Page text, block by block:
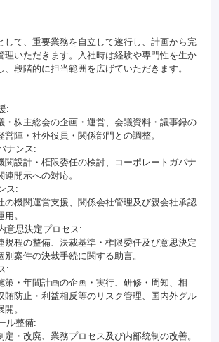
して、重要業務を自立して遂行し、計画から完
理いただきます。入社時は経験や専門性を生か
、段階的に担当範囲を広げていただきます。
:
・株主総会の企画・運営、会議資料・議事録の
陣・社外役員・関係部門との調整。
ナンス:
関設計・権限委任の検討、コーポレートガバナ
開示への対応。
ス:
の機関運営支援、関係会社管理及び親会社承認
。
意思決定プロセス:
規程の整備、決裁基準・権限委任及び意思決定
別案件の決裁手続に関する助言。
:
策・年間計画の企画・実行、研修・周知、相
賄防止・利益相反等のリスク管理、国内外グル
。
ル整備:
定・改廃、業務プロセス及び内部統制の改善。